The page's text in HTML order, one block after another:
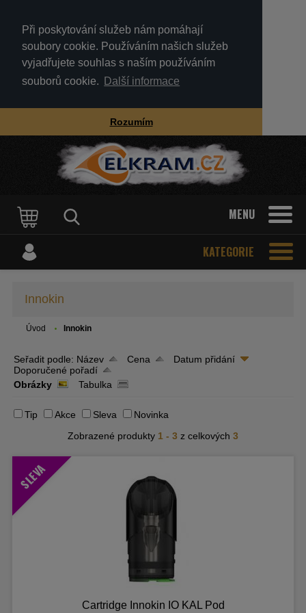
Při poskytování služeb nám pomáhají
soubory cookie. Používáním našich služeb
vyjadřujete souhlas s naším používáním
souborů cookie.
Další informace
Rozumím
MENU
KATEGORIE
Innokin
Úvod Innokin
Seřadit podle: Název Cena
Datum přidání
Doporučené pořadí
Obrázky
Tabulka
Tip Akce Sleva
Novinka
Zobrazené produkty 1 - 3 z celkových 3
SLEVA
Cartridge Innokin IO KAL Pod